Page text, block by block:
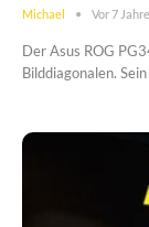
Michael Vor 7
Der Asus ROG
Bilddiagonalen.